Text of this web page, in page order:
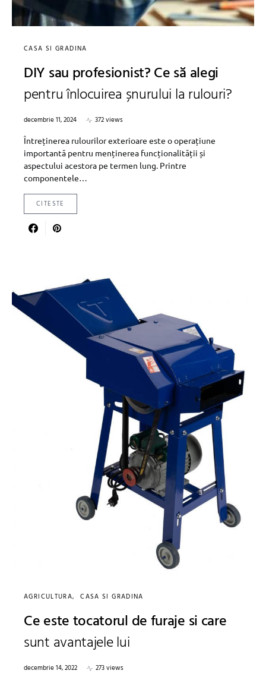
CASA SI GRADINA
DIY sau profesionist? Ce să alegi
pentru înlocuirea șnurului la rulouri?
decembrie 11, 2024
372 views
Întreținerea rulourilor exterioare este o operațiune
importantă pentru menținerea funcționalității și
aspectului acestora pe termen lung. Printre
componentele…
CITESTE
AGRICULTURA CASA SI GRADINA
Ce este tocatorul de furaje si care
sunt avantajele lui
decembrie 14, 2022 273 views